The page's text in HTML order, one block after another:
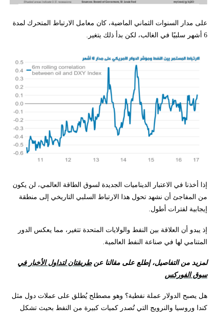
على مدار السنوات الثماني الماضية، كان معامل الارتباط المتحرك لمدة
6 أشهر سلبيًا في الغالب، لكن بدأ ذلك يتغير.
إذا أخذنا في الاعتبار الديناميات الجديدة لسوق الطاقة العالمي، لن يكون
من المفاجئ أن نشهد تحول هذا الارتباط السلبي التاريخي إلى منطقة
إيجابية لفترات أطول.
إذ يبدو أن العلاقة بين النفط والولايات المتحدة تتغير، مما يعكس الدور
المتنامي لها في صناعة النفط العالمية.
لمزيد من التفاصيل، إطلع على مقالنا عنطريقتان لتداول الأخبار في
سوق الفوركس
هل يصبح الدولار عملة نفطية؟ وهو مصطلح يُطلق على عملات دول مثل
كندا وروسيا والنرويج التي تُصدر كميات كبيرة من النفط بحيث تشكل